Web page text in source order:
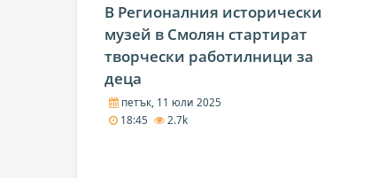
В Регионалния исторически
музей в Смолян стартират
творчески работилници за
деца
петък, 11 юли 2025
18:45
2.7k